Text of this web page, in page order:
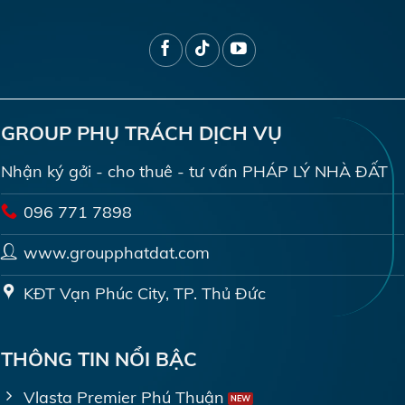
GROUP PHỤ TRÁCH DỊCH VỤ
Nhận ký gởi - cho thuê - tư vấn PHÁP LÝ NHÀ ĐẤT
096 771 7898
www.groupphatdat.com
KĐT Vạn Phúc City, TP. Thủ Đức
THÔNG TIN NỔI BẬC
Vlasta Premier Phú Thuận